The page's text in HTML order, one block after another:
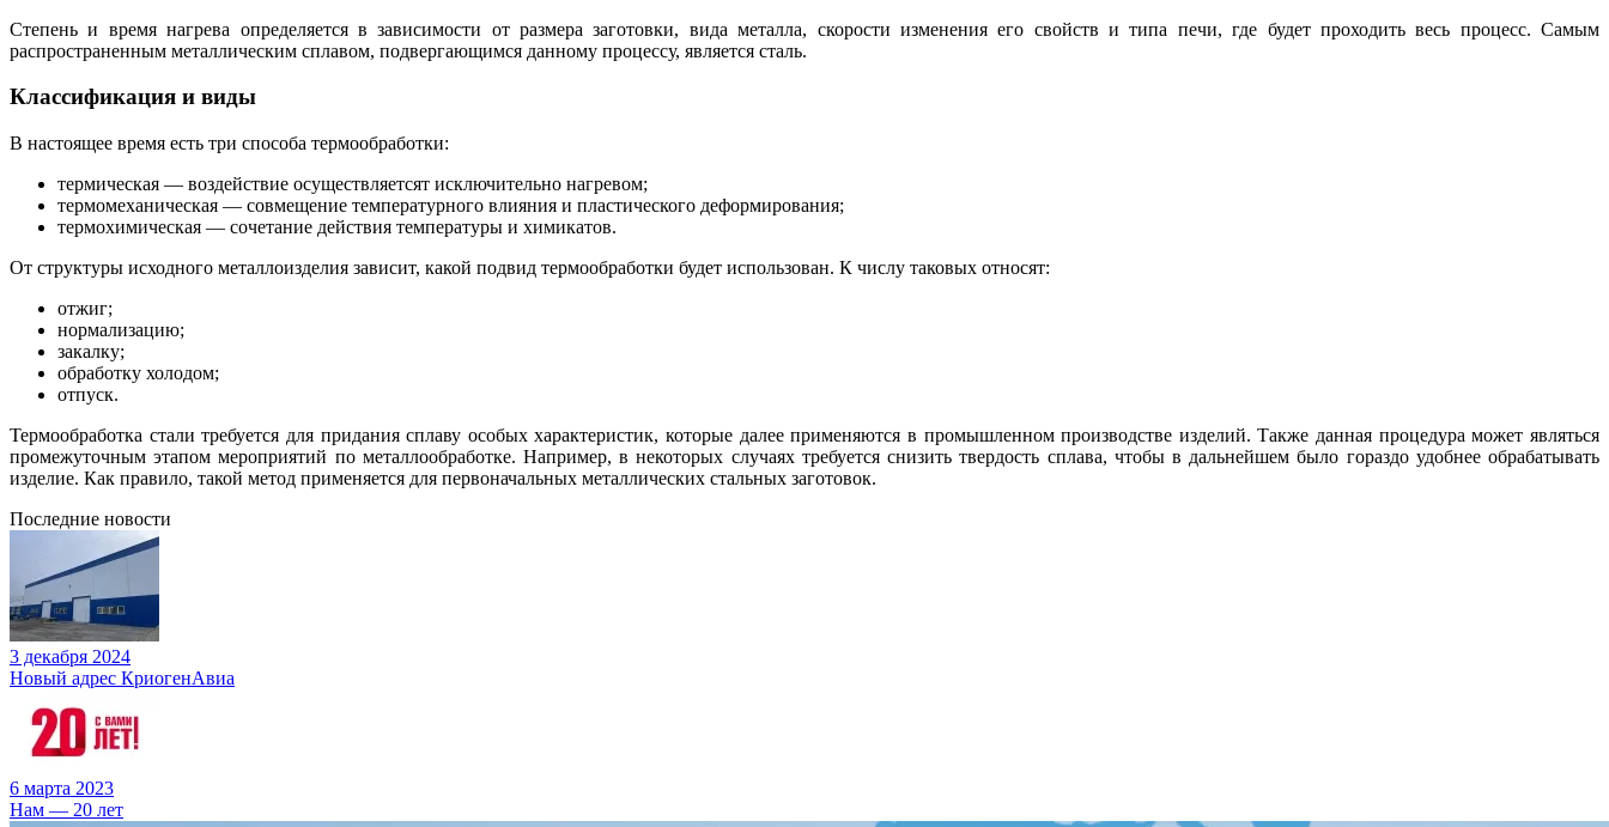
Степень и время нагрева определяется в зависимости от размера заготовки, вида металла, скорости изменения его свойств и типа печи, где будет проходить весь процесс. Самым
распространенным металлическим сплавом, подвергающимся данному процессу, является сталь.
Классификация и виды
В настоящее время есть три способа термообработки:
термическая — воздействие осуществляетсят исключительно нагревом;
термомеханическая — совмещение температурного влияния и пластического деформирования;
термохимическая — сочетание действия температуры и химикатов.
От структуры исходного металлоизделия зависит, какой подвид термообработки будет использован. К числу таковых относят:
отжиг;
нормализацию;
закалку;
обработку холодом;
отпуск.
Термообработка стали требуется для придания сплаву особых характеристик, которые далее применяются в промышленном производстве изделий. Также данная процедура может являться
промежуточным этапом мероприятий по металлообработке. Например, в некоторых случаях требуется снизить твердость сплава, чтобы в дальнейшем было гораздо удобнее обрабатывать
изделие. Как правило, такой метод применяется для первоначальных металлических стальных заготовок.
Последние новости
3 декабря 2024
Новый адрес КриогенАвиа
6 марта 2023
Нам — 20 лет